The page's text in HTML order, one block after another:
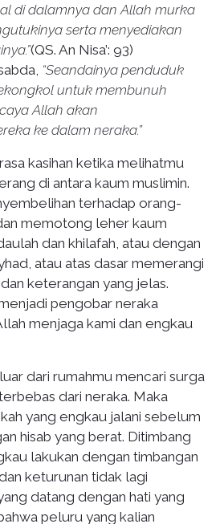
di dalamnya dan Allah murka
serta menyediakan
(QS. An Nisa’: 93)
“Seandainya penduduk
untuk membunuh
Allah akan
ke dalam neraka.”
kasihan ketika melihatmu
di antara kaum muslimin.
terhadap orang-
memotong leher kaum
dan khilafah, atau dengan
atau atas dasar memerangi
keterangan yang jelas.
pengobar neraka
menjaga kami dan engkau
dari rumahmu mencari surga
dari neraka. Maka
yang engkau jalani sebelum
hisab yang berat. Ditimbang
lakukan dengan timbangan
keturunan tidak lagi
datang dengan hati yang
peluru yang kalian